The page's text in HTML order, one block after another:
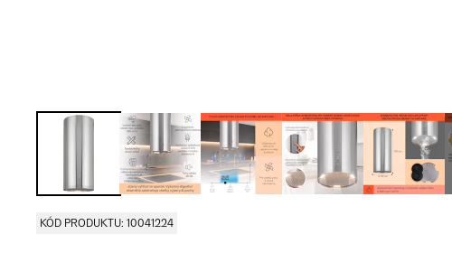
KÓD PRODUKTU: 10041224